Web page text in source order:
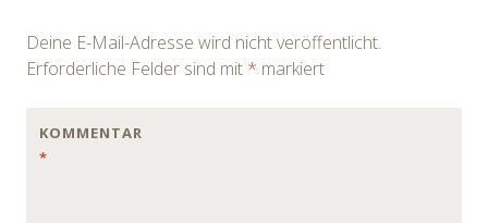
Deine E-Mail-Adresse wird nicht veröffentlicht.
Erforderliche Felder sind mit * markiert
KOMMENTAR
*